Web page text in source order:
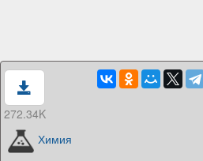
272.34K
Химия